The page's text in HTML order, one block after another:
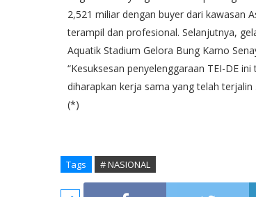
2,521 miliar dengan buyer dari kawasan
terampil dan profesional. Selanjutnya,
Aquatik Stadium Gelora Bung Karno
“Kesuksesan penyelenggaraan TEI-DE
diharapkan kerja sama yang telah
(*)
Tags # NASIONAL